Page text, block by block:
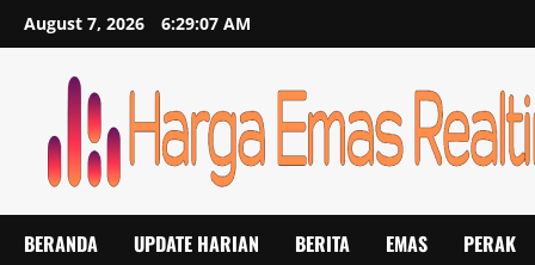
Skip
to
August 7, 2026 6:29:08 AM
BERANDA UPDATE HARIAN BERITA EMAS PERAK